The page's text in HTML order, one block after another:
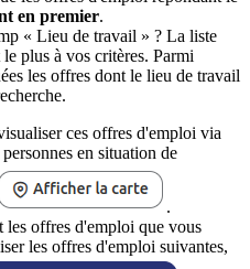
en premier.
« Lieu de travail » ? La liste
plus à vos critères. Parmi
les offres dont le lieu de travail
ces offres d'emploi via
en situation de
.
les offres d'emploi que vous
les offres d'emploi suivantes,